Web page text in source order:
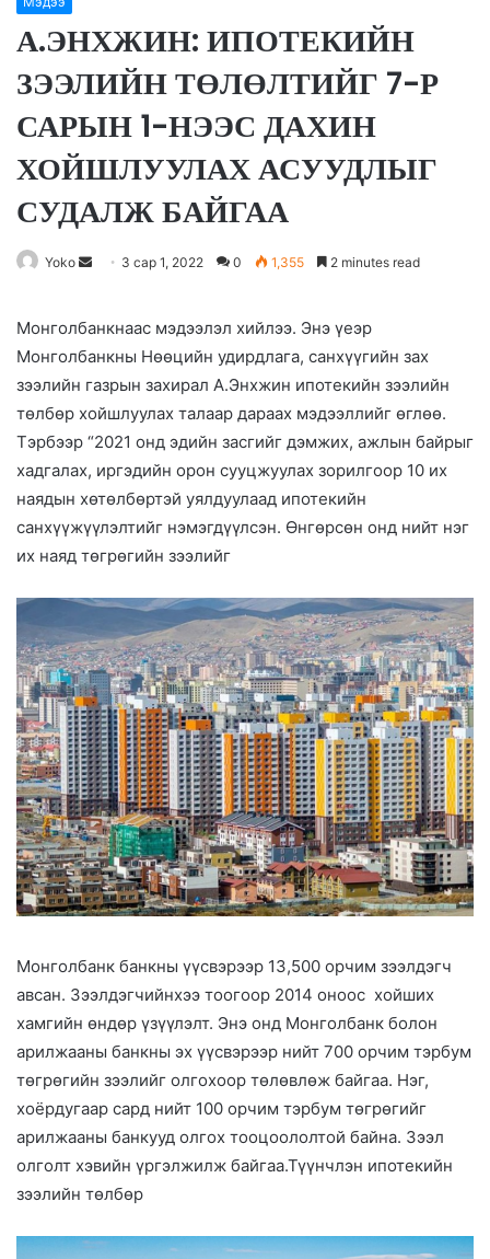
А.ЭНХЖИН: ИПОТЕКИЙН
ЗЭЭЛИЙН ТӨЛӨЛТИЙГ 7-Р
САРЫН 1-НЭЭС ДАХИН
ХОЙШЛУУЛАХ АСУУДЛЫГ
СУДАЛЖ БАЙГАА
Yoko
a
n
e
m
a
i
l
3 сар 1, 2022 0 1,355 2 minutes read
Монголбанкнаас мэдээлэл хийлээ. Энэ үеэр
Монголбанкны Нөөцийн удирдлага, санхүүгийн зах
зээлийн газрын захирал А.Энхжин ипотекийн зээлийн
төлбөр хойшлуулах талаар дараах мэдээллийг өглөө.
Тэрбээр “2021 онд эдийн засгийг дэмжих, ажлын байрыг
хадгалах, иргэдийн орон сууцжуулах зорилгоор 10 их
наядын хөтөлбөртэй уялдуулаад ипотекийн
санхүүжүүлэлтийг нэмэгдүүлсэн. Өнгөрсөн онд нийт нэг
их наяд төгрөгийн зээлийг
Монголбанк банкны үүсвэрээр 13,500 орчим зээлдэгч
авсан. Зээлдэгчийнхээ тоогоор 2014 оноос хойших
хамгийн өндөр үзүүлэлт. Энэ онд Монголбанк болон
арилжааны банкны эх үүсвэрээр нийт 700 орчим тэрбум
төгрөгийн зээлийг олгохоор төлөвлөж байгаа. Нэг,
хоёрдугаар сард нийт 100 орчим тэрбум төгрөгийг
арилжааны банкууд олгох тооцоололтой байна. Зээл
олголт хэвийн үргэлжилж байгаа.Түүнчлэн ипотекийн
зээлийн төлбөр